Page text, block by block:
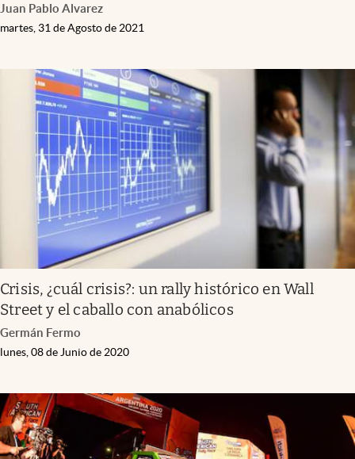
Juan Pablo Alvarez
martes, 31 de Agosto de 2021
Crisis, ¿cuál crisis?: un rally histórico en Wall
Street y el caballo con anabólicos
Germán Fermo
lunes, 08 de Junio de 2020